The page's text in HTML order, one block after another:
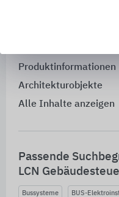
Produktinformationen
Architekturobjekte
Alle Inhalte anzeigen
Passende
LCN
Bussysteme BUS-